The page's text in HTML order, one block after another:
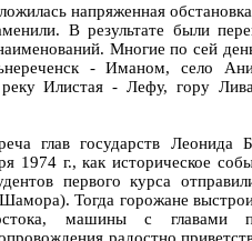
напряженная
В результате были
Многие по сей
- Иманом, село
Илистая - Лефу, гору
глав государств Леонида
1974 г., как историческое
первого курса
Тогда горожане
машины с главами